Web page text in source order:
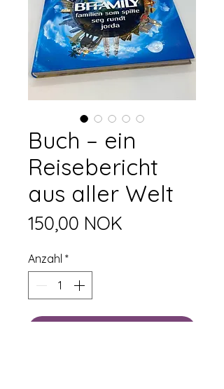
Buch – ein
Reisebericht
aus aller Welt
150,00 NOK
Anzahl *